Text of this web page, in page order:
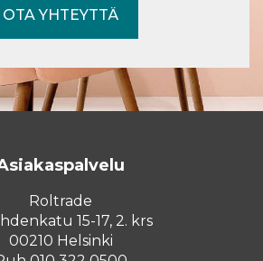
OTA YHTEYTTÄ
Roltrade
15-17, 2. krs
00210 Helsinki